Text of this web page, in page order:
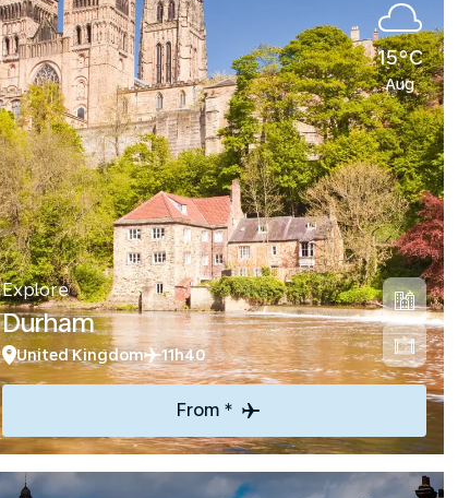
15°C
Aug
Explore
Durham
United Kingdom 11h40
From *